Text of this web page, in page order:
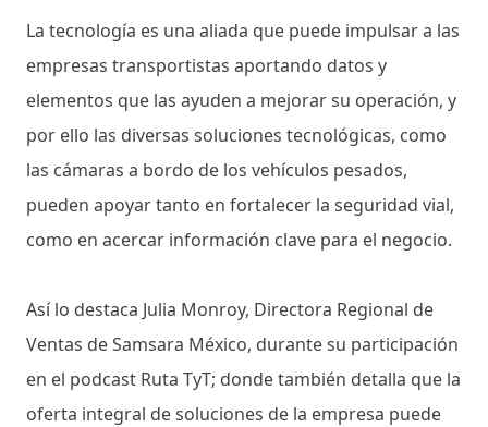
La tecnología es una aliada que puede impulsar a las
empresas transportistas aportando datos y
elementos que las ayuden a mejorar su operación, y
por ello las diversas soluciones tecnológicas, como
las cámaras a bordo de los vehículos pesados,
pueden apoyar tanto en fortalecer la seguridad vial,
como en acercar información clave para el negocio.
Así lo destaca Julia Monroy, Directora Regional de
Ventas de Samsara México, durante su participación
en el podcast Ruta TyT; donde también detalla que la
oferta integral de soluciones de la empresa puede